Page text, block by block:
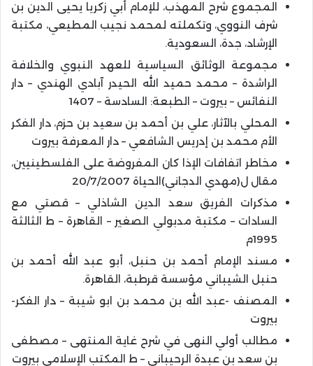
المجموع شرح المهذب، للإمام أبي زكريا يحيى الدين بن
شرف النووي، وتكملته لمحمد نجيب المطيعي، مكتبة
الإرشاد، جدة، السعودية.
مجموعة الوثائق السياسية للعهد النبوي والخلافة
الراشدة – محمد حميد الله الحيدر آبادي الهندي – دار
النفائس – بيروت – الطبعة: السادسة – 1407
المحلي بالآثار، علي بن أحمد بن سعيد بن حزم، دار الفكر
الأم محمد بن إدريس الشافعي – دار المعرفة بيروت
مخاطر اتفافات الإذا كان المفروضة على الفلسطينيين،
مقال ل(مهدي الدجاني)الحياة 20/7/2007
مذكرات الفريق سعد الدين الشاذلي – قصتي مع
السادات – مكتبة مدبولي الصغير – القاهرة – ط الثالثة
1995م
مسند الإمام أحمد بن حنبل، أبو عبد الله أحمد بن
حنبل الشيباني مؤسسة قرطبة، القاهرة.
المصنف -عبد الله بن محمد بن ابو شيبة – دار الفكر-
بيروت
مطالب أولي النهى في شرح غاية المنتهى – مصطفى
بن سعد بن عبدة الرحيباني – ط المكتب الإسلامي بيروت